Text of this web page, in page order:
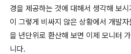
경을 제공하는 것에 대해서 생각해 보
이 그렇게 비싸지 않은 상황에서 개발
을 년단위로 환산해 보면 이제 모니터
니다.